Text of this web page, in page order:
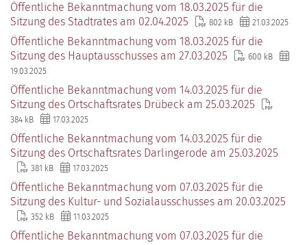
Öffentliche Bekanntmachung vom 18.03.2025 für die
Sitzung des Stadtrates am 02.04.2025
802 kB 21.03.2025
Öffentliche Bekanntmachung vom 18.03.2025 für die
Sitzung des Hauptausschusses am 27.03.2025
600 kB
19.03.2025
Öffentliche Bekanntmachung vom 14.03.2025 für die
Sitzung des Ortschaftsrates Drübeck am 25.03.2025
384 kB 17.03.2025
Öffentliche Bekanntmachung vom 14.03.2025 für die
Sitzung des Ortschaftsrates Darlingerode am 25.03.2025
381 kB 17.03.2025
Öffentliche Bekanntmachung vom 07.03.2025 für die
Sitzung des Kultur- und Sozialausschusses am 20.03.2025
352 kB 11.03.2025
Öffentliche Bekanntmachung vom 07.03.2025 für die